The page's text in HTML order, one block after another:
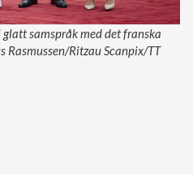
samspråk med det franska
Rasmussen/Ritzau Scanpix/TT